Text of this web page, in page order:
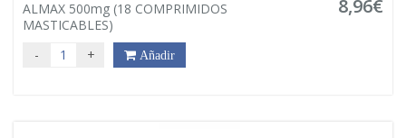
ALMAX 500mg (18 COMPRIMIDOS
MASTICABLES)
8,96€
- + Añadir